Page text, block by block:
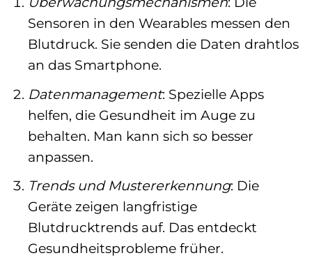
Sensoren in den Wearables messen den
Blutdruck. Sie senden die Daten drahtlos
an das Smartphone.
Datenmanagement: Spezielle Apps
helfen, die Gesundheit im Auge zu
behalten. Man kann sich so besser
anpassen.
Trends und Mustererkennung: Die
Geräte zeigen langfristige
Blutdrucktrends auf. Das entdeckt
Gesundheitsprobleme früher.